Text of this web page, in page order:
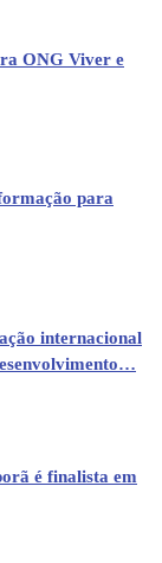
ONG Viver e
para
internacional
é finalista em